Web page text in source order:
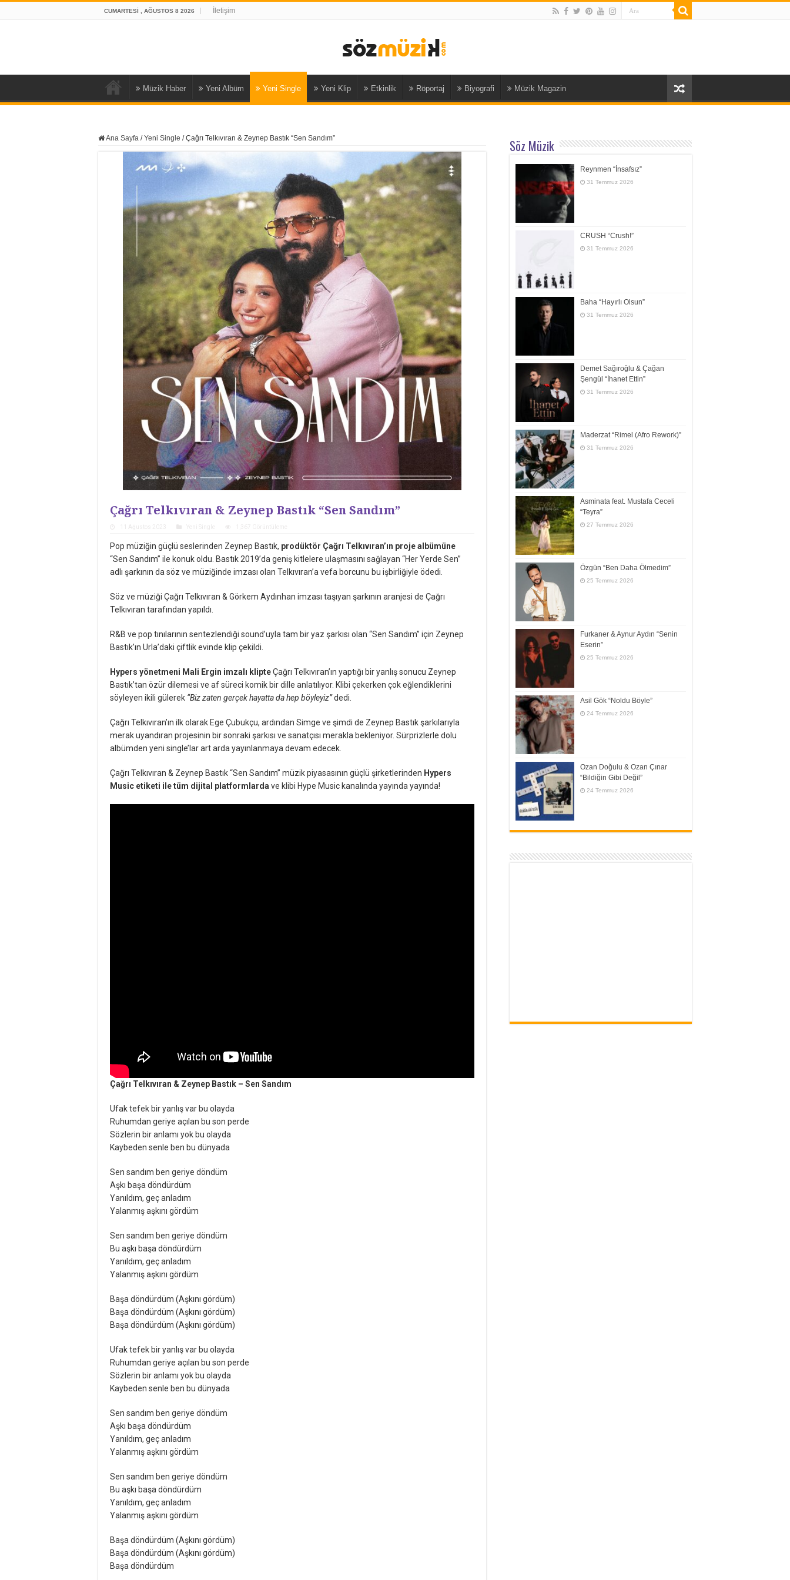
CUMARTESI , AĞUSTOS 8 2026 İletişim
Müzik Haber Yeni Albüm Yeni Single Yeni Klip Etkinlik Röportaj Biyografi Müzik Magazin
Ana Sayfa / Yeni Single / Çağrı Telkıvıran & Zeynep Bastık “Sen Sandım”
Çağrı Telkıvıran & Zeynep Bastık “Sen Sandım”
Pop müziğin güçlü seslerinden Zeynep Bastık, prodüktör Çağrı Telkıvıran’ın proje albümüne
“Sen Sandım” ile konuk oldu. Bastık 2019’da geniş kitlelere ulaşmasını sağlayan “Her Yerde Sen”
adlı şarkının da söz ve müziğinde imzası olan Telkıvıran’a vefa borcunu bu işbirliğiyle ödedi.
Söz ve müziği Çağrı Telkıvıran & Görkem Aydınhan imzası taşıyan şarkının aranjesi de Çağrı
Telkıvıran tarafından yapıldı.
R&B ve pop tınılarının sentezlendiği sound’uyla tam bir yaz şarkısı olan “Sen Sandım” için Zeynep
Bastık’ın Urla’daki çiftlik evinde klip çekildi.
Hypers yönetmeni Mali Ergin imzalı klipteÇağrı Telkıvıran’ın yaptığı bir yanlış sonucu Zeynep
Bastık’tan özür dilemesi ve af süreci komik bir dille anlatılıyor. Klibi çekerken çok eğlendiklerini
söyleyen ikili gülerek “Biz zaten gerçek hayatta da hep böyleyiz”dedi.
Çağrı Telkıvıran’ın ilk olarak Ege Çubukçu, ardından Simge ve şimdi de Zeynep Bastık şarkılarıyla
merak uyandıran projesinin bir sonraki şarkısı ve sanatçısı merakla bekleniyor. Sürprizlerle dolu
albümden yeni single’lar art arda yayınlanmaya devam edecek.
Çağrı Telkıvıran & Zeynep Bastık “Sen Sandım” müzik piyasasının güçlü şirketlerinden Hypers
Music etiketi ile tüm dijital platformlarda ve klibi Hype Music kanalında yayında yayında!
Çağrı Telkıvıran & Zeynep Bastık – Sen Sandım
Ufak tefek bir yanlış var bu olayda
Ruhumdan geriye açılan bu son perde
Sözlerin bir anlamı yok bu olayda
Kaybeden senle ben bu dünyada
Sen sandım ben geriye döndüm
Aşkı başa döndürdüm
Yanıldım, geç anladım
Yalanmış aşkını gördüm
Sen sandım ben geriye döndüm
Bu aşkı başa döndürdüm
Yanıldım, geç anladım
Yalanmış aşkını gördüm
Başa döndürdüm (Aşkını gördüm)
Başa döndürdüm (Aşkını gördüm)
Başa döndürdüm (Aşkını gördüm)
Ufak tefek bir yanlış var bu olayda
Ruhumdan geriye açılan bu son perde
Sözlerin bir anlamı yok bu olayda
Kaybeden senle ben bu dünyada
Sen sandım ben geriye döndüm
Aşkı başa döndürdüm
Yanıldım, geç anladım
Yalanmış aşkını gördüm
Sen sandım ben geriye döndüm
Bu aşkı başa döndürdüm
Yanıldım, geç anladım
Yalanmış aşkını gördüm
Başa döndürdüm (Aşkını gördüm)
Başa döndürdüm (Aşkını gördüm)
Başa döndürdüm
Söz Müzik
Reynmen “İnsafsız”
31 Temmuz 2026
CRUSH “Crush!”
31 Temmuz 2026
Baha “Hayırlı Olsun”
31 Temmuz 2026
Demet Sağıroğlu & Çağan
Şengül “İhanet Ettin”
31 Temmuz 2026
Maderzat “Rimel (Afro Rework)”
31 Temmuz 2026
Asminata feat. Mustafa Ceceli
“Teyra”
27 Temmuz 2026
Özgün “Ben Daha Ölmedim”
25 Temmuz 2026
Furkaner & Aynur Aydın “Senin
Eserin”
25 Temmuz 2026
Asil Gök “Noldu Böyle”
24 Temmuz 2026
Ozan Doğulu & Ozan Çınar
“Bildiğin Gibi Değil”
24 Temmuz 2026